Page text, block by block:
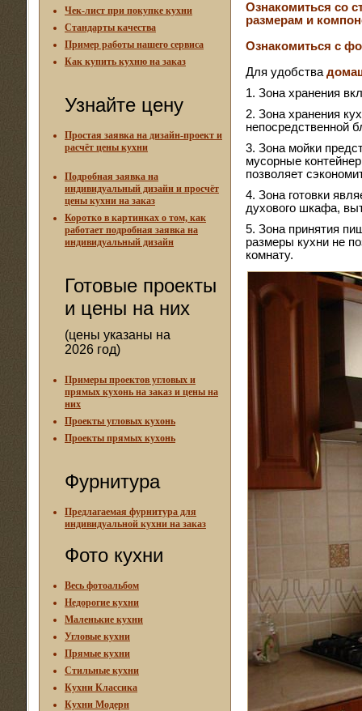
Чек-лист при покупке кухни
Стандарты качества
Пример работы нашего сервиса
Как купить кухню на заказ
Узнайте цену
Простая заявка на дизайн-проект и
расчёт цены кухни
Подробная заявка на
индивидуальный дизайн и просчёт
цены кухни на заказ
Коротко в картинках о том, как
работает подробная заявка на
индивидуальный дизайн
Готовые проекты
и цены на них
(цены указаны на
2026 год)
Примеры проектов угловых и
прямых кухонь на заказ и цены на
них
Проекты угловых кухонь
Проекты прямых кухонь
Фурнитура
Предлагаемая фурнитура для
индивидуальной кухни на заказ
Фото кухни
Весь фотоальбом
Недорогие кухни
Маленькие кухни
Угловые кухни
Прямые кухни
Стильные кухни
Кухни Классика
Кухни Модерн
Ознакомиться со
размерам и
Ознакомиться с
Для удобства
1. Зона хранения
2. Зона хранения
непосредственной
3. Зона мойки
мусорные
позволяет
4. Зона готовки
духового шкафа,
5. Зона принятия
размеры кухни не
комнату.